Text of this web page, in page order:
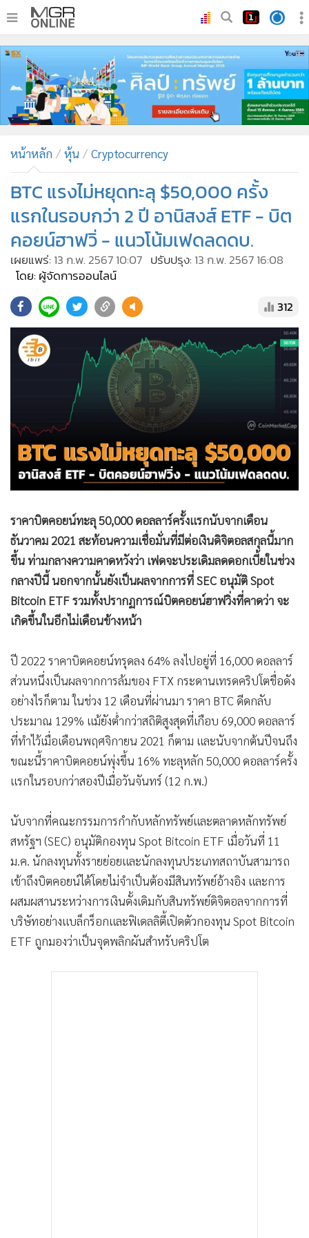
• หน้าหลัก
ทันเหตุการณ์
• ภาคใต้
• ภูมิภาค
• บันเทิง
ผู้จัดการรายวัน
• คอลัมนิสต์
• ละคร
• CbizReview
• Cyber BIZ
• Good health & Well-being
• Green Innovation & SD
Management & HR
Infographic
ท่องเที่ยว
กีฬา
ต่างประเทศ
• เศรษฐกิจ-ธุรกิจ
• จีน
• ชุมชน-คุณภาพชีวิต
• อาชญากรรม
• Motoring
•
วิทยาศาสตร์
SMEs
• หุ้น
• อินโดจีน
• กองทุนรวม
• Celeb Online
• Factcheck
• News1
• Gotomanager
หน้าหลัก หุ้น Cryptocurrency
BTC แรงไม่หยุดทะลุ $50,000 ครั้ง
แรกในรอบกว่า 2 ปี อานิสงส์ ETF - บิต
คอยน์ฮาฟวิ่ - แนวโน้มเฟดลดดบ.
เผยแพร่: 13 ก.พ. 2567 10:07 ปรับปรุง: 13 ก.พ. 2567 16:08
โดย: ผู้จัดการออนไลน์
312
ราคาบิตคอยน์ทะลุ 50,000 ดอลลาร์ครั้งแรกนับจากเดือน
ธันวาคม 2021 สะท้อนความเชื่อมั่นที่มีต่อเงินดิจิตอลสกุลนี้มาก
ขึ้น ท่ามกลางความคาดหวังว่า เฟดจะประเดิมลดดอกเบี้ยในช่วง
กลางปีนี้ นอกจากนั้นยังเป็นผลจากการที่ SEC อนุมัติ Spot
Bitcoin ETF รวมทั้งปรากฏการณ์บิตคอยน์ฮาฟวิ่งที่คาดว่า จะ
เกิดขึ้นในอีกไม่เดือนข้างหน้า
ปี 2022 ราคาบิตคอยน์ทรุดลง 64% ลงไปอยู่ที่ 16,000 ดอลลาร์
ส่วนหนึ่งเป็นผลจากการล้มของ FTX กระดานเทรดคริปโตชื่อดัง
อย่างไรก็ตาม ในช่วง 12 เดือนที่ผ่านมา ราคา BTC ดีดกลับ
ประมาณ 129% แม้ยังต่ำกว่าสถิติสูงสุดที่เกือบ 69,000 ดอลลาร์
ที่ทำไว้เมื่อเดือนพฤศจิกายน 2021 ก็ตาม และนับจากต้นปีจนถึง
ขณะนี้ราคาบิตคอยน์พุ่งขึ้น 16% ทะลุหลัก 50,000 ดอลลาร์ครั้ง
แรกในรอบกว่าสองปีเมื่อวันจันทร์ (12 ก.พ.)
นับจากที่คณะกรรมการกำกับหลักทรัพย์และตลาดหลักทรัพย์
สหรัฐฯ (SEC) อนุมัติกองทุน Spot Bitcoin ETF เมื่อวันที่ 11
ม.ค. นักลงทุนทั้งรายย่อยและนักลงทุนประเภทสถาบันสามารถ
เข้าถึงบิตคอยน์ได้โดยไม่จำเป็นต้องมีสินทรัพย์อ้างอิง และการ
ผสมผสานระหว่างการเงินดั้งเดิมกับสินทรัพย์ดิจิตอลจากการที่
บริษัทอย่างแบล็กร็อกและฟิเดลลิตี้เปิดตัวกองทุน Spot Bitcoin
ETF ถูกมองว่าเป็นจุดพลิกผันสำหรับคริปโต